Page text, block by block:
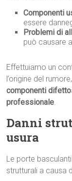
Componenti
essere
Problemi di
può causare
Effettuiamo un
l’origine del
componenti
professionale.
Danni
usura
Le porte
strutturali a causa